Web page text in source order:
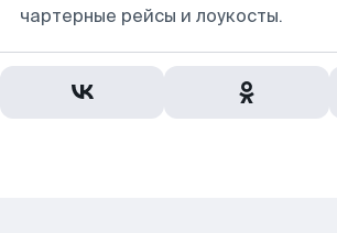
чартерные рейсы и лоукосты.